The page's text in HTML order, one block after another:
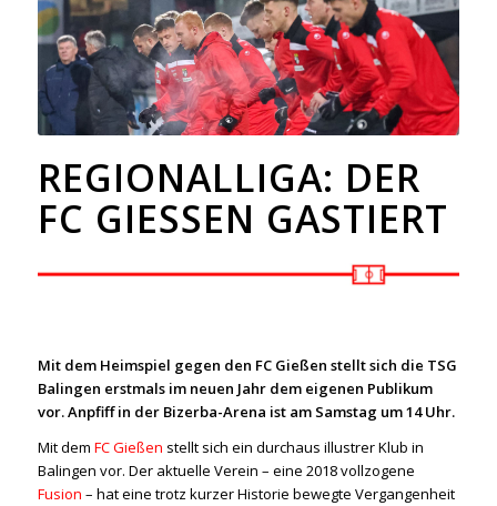
REGIONALLIGA: DER
FC GIESSEN GASTIERT
Mit dem Heimspiel gegen den FC Gießen stellt sich die TSG
Balingen erstmals im neuen Jahr dem eigenen Publikum
vor. Anpfiff in der Bizerba-Arena ist am Samstag um 14 Uhr.
Mit dem FC Gießen stellt sich ein durchaus illustrer Klub in
Balingen vor. Der aktuelle Verein – eine 2018 vollzogene
Fusion – hat eine trotz kurzer Historie bewegte Vergangenheit